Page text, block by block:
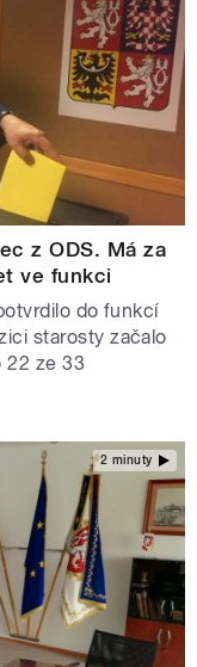
z ODS. Má za
ve funkci
do funkcí
starosty začalo
22 ze 33
2 minuty